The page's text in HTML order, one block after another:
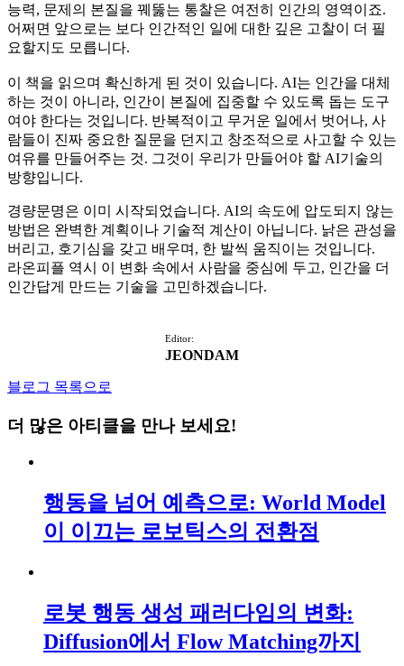
능력, 문제의 본질을 꿰뚫는 통찰은 여전히 인간의 영역이죠.
어쩌면 앞으로는 보다 인간적인 일에 대한 깊은 고찰이 더 필
요할지도 모릅니다.
이 책을 읽으며 확신하게 된 것이 있습니다. AI는 인간을 대체
하는 것이 아니라, 인간이 본질에 집중할 수 있도록 돕는 도구
여야 한다는 것입니다. 반복적이고 무거운 일에서 벗어나, 사
람들이 진짜 중요한 질문을 던지고 창조적으로 사고할 수 있는
여유를 만들어주는 것. 그것이 우리가 만들어야 할 AI기술의
방향입니다.
경량문명은 이미 시작되었습니다. AI의 속도에 압도되지 않는
방법은 완벽한 계획이나 기술적 계산이 아닙니다. 낡은 관성을
버리고, 호기심을 갖고 배우며, 한 발씩 움직이는 것입니다.
라온피플 역시 이 변화 속에서 사람을 중심에 두고, 인간을 더
인간답게 만드는 기술을 고민하겠습니다.
Editor:
JEONDAM
블로그 목록으로
더 많은 아티클을 만나 보세요!
행동을 넘어 예측으로: World Model
이 이끄는 로보틱스의 전환점
로봇 행동 생성 패러다임의 변화:
Diffusion에서 Flow Matching까지